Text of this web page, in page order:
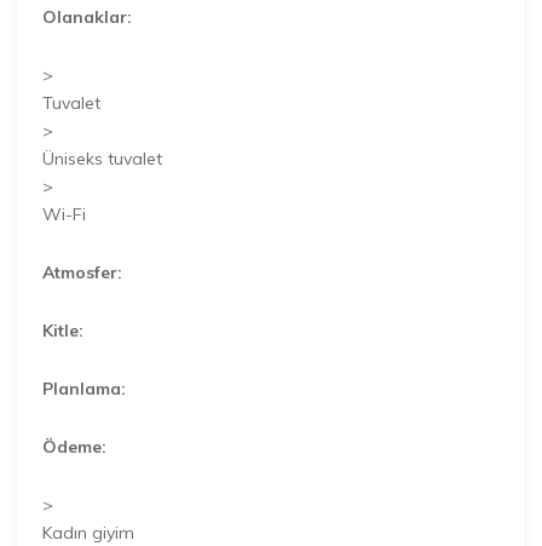
Olanaklar:
>
Tuvalet
>
Üniseks tuvalet
>
Wi-Fi
Atmosfer:
Kitle:
Planlama:
Ödeme:
>
Kadın giyim